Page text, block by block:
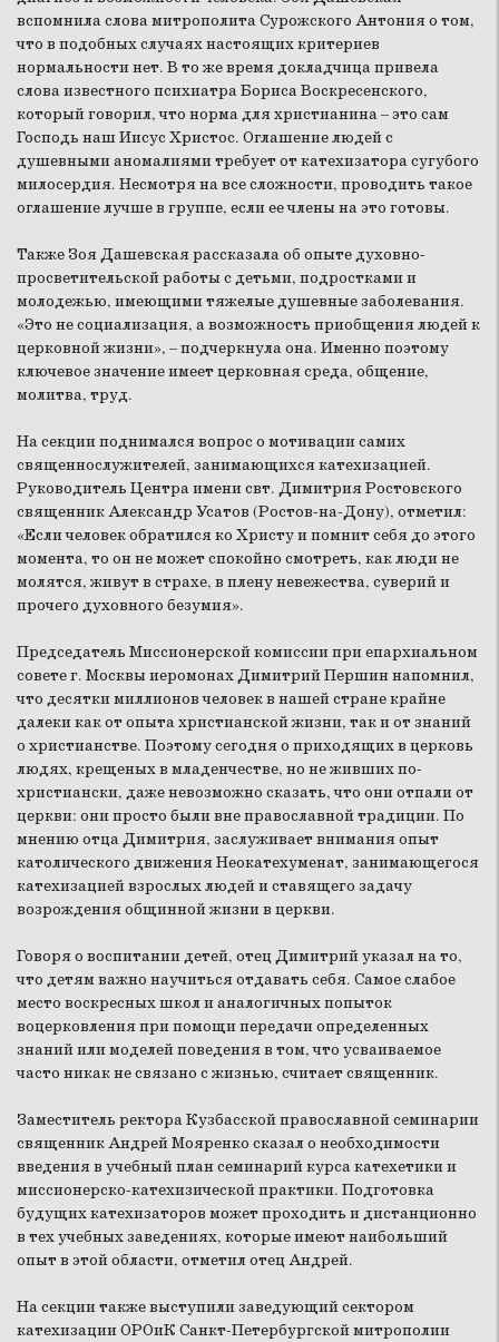
вспомнила слова митрополита Сурожского Антония о том,
что в подобных случаях настоящих критериев
нормальности нет. В то же время докладчица привела
слова известного психиатра Бориса Воскресенского,
который говорил, что норма для христианина – это сам
Господь наш Иисус Христос. Оглашение людей с
душевными аномалиями требует от катехизатора сугубого
милосердия. Несмотря на все сложности, проводить такое
оглашение лучше в группе, если ее члены на это готовы.
Также Зоя Дашевская рассказала об опыте духовно-
просветительской работы с детьми, подростками и
молодежью, имеющими тяжелые душевные заболевания.
«Это не социализация, а возможность приобщения людей к
церковной жизни», – подчеркнула она. Именно поэтому
ключевое значение имеет церковная среда, общение,
молитва, труд.
На секции поднимался вопрос о мотивации самих
священнослужителей, занимающихся катехизацией.
Руководитель Центра имени свт. Димитрия Ростовского
священник Александр Усатов (Ростов-на-Дону), отметил:
«Если человек обратился ко Христу и помнит себя до этого
момента, то он не может спокойно смотреть, как люди не
молятся, живут в страхе, в плену невежества, суверий и
прочего духовного безумия».
Председатель Миссионерской комиссии при епархиальном
совете г. Москвы иеромонах Димитрий Першин напомнил,
что десятки миллионов человек в нашей стране крайне
далеки как от опыта христианской жизни, так и от знаний
о христианстве. Поэтому сегодня о приходящих в церковь
людях, крещеных в младенчестве, но не живших по-
христиански, даже невозможно сказать, что они отпали от
церкви: они просто были вне православной традиции. По
мнению отца Димитрия, заслуживает внимания опыт
католического движения Неокатехуменат, занимающегося
катехизацией взрослых людей и ставящего задачу
возрождения общинной жизни в церкви.
Говоря о воспитании детей, отец Димитрий указал на то,
что детям важно научиться отдавать себя. Самое слабое
место воскресных школ и аналогичных попыток
воцерковления при помощи передачи определенных
знаний или моделей поведения в том, что усваиваемое
часто никак не связано с жизнью, считает священник.
Заместитель ректора Кузбасской православной семинарии
священник Андрей Мояренко сказал о необходимости
введения в учебный план семинарий курса катехетики и
миссионерско-катехизической практики. Подготовка
будущих катехизаторов может проходить и дистанционно
в тех учебных заведениях, которые имеют наибольший
опыт в этой области, отметил отец Андрей.
На секции также выступили заведующий сектором
катехизации ОРОиК Санкт-Петербургской митрополии